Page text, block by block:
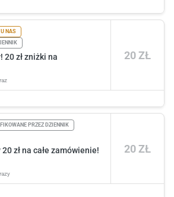
20 ZŁ
NAS
20 zł zniżki na
20 ZŁ
PRZEZ DZIENNIK
zł na całe zamówienie!